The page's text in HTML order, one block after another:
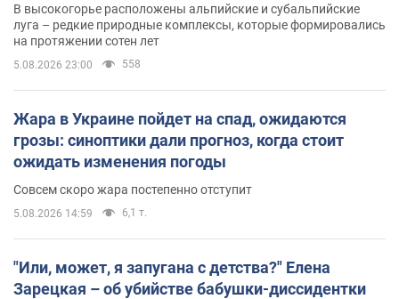
В высокогорье расположены альпийские и субальпийские
луга – редкие природные комплексы, которые формировались
на протяжении сотен лет
5.08.2026 23:00 558
Жара в Украине пойдет на спад, ожидаются
грозы: синоптики дали прогноз, когда стоит
ожидать изменения погоды
Совсем скоро жара постепенно отступит
5.08.2026 14:59 6,1 т.
"Или, может, я запугана с детства?" Елена
Зарецкая – об убийстве бабушки-диссидентки